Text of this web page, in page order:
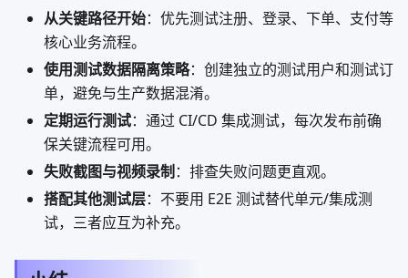
从关键路径开始：优先测试注册、登录、下单、支付等
核心业务流程。
使用测试数据隔离策略：创建独立的测试用户和测试订
单，避免与生产数据混淆。
定期运行测试：通过 CI/CD 集成测试，每次发布前确
保关键流程可用。
失败截图与视频录制 ：排查失败问题更直观。
搭配其他测试层：不要用 E2E 测试替代单元/集成测
试，三者应互为补充。